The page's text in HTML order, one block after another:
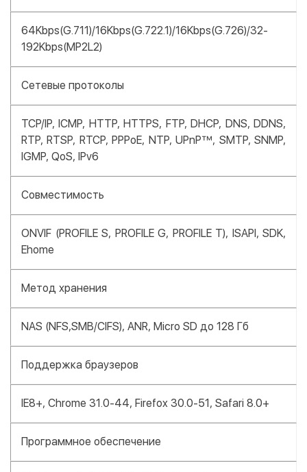
64Kbps(G.711)/16Kbps(G.722.1)/16Kbps(G.726)/32-
192Kbps(MP2L2)
Сетевые протоколы
TCP/IP, ICMP, HTTP, HTTPS, FTP, DHCP, DNS, DDNS,
RTP, RTSP, RTCP, PPPoE, NTP, UPnP™, SMTP, SNMP,
IGMP, QoS, IPv6
Совместимость
ONVIF (PROFILE S, PROFILE G, PROFILE T), ISAPI, SDK,
Ehome
Метод хранения
NAS (NFS,SMB/CIFS), ANR, Micro SD до 128 Гб
Поддержка браузеров
IE8+, Chrome 31.0-44, Firefox 30.0-51, Safari 8.0+
Программное обеспечение